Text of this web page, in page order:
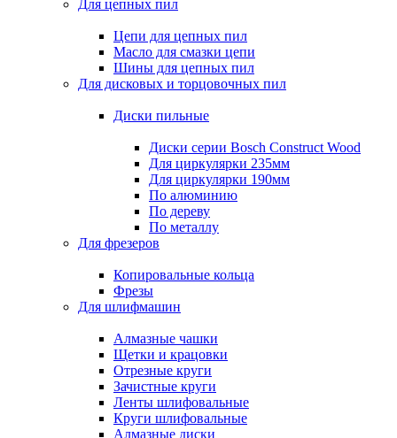
Для цепных пил
Цепи для цепных пил
Масло для смазки цепи
Шины для цепных пил
Для дисковых и торцовочных пил
Диски пильные
Диски серии Bosch Construct Wood
Для циркулярки 235мм
Для циркулярки 190мм
По алюминию
По дереву
По металлу
Для фрезеров
Копировальные кольца
Фрезы
Для шлифмашин
Алмазные чашки
Щетки и крацовки
Отрезные круги
Зачистные круги
Ленты шлифовальные
Круги шлифовальные
Алмазные диски